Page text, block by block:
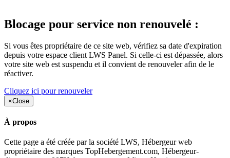
Blocage pour service non renouvelé :
Si vous êtes propriétaire de ce site web, vérifiez sa date d'expiration
depuis votre espace client LWS Panel. Si celle-ci est dépassée, alors
votre site web est suspendu et il convient de renouveler afin de le
réactiver.
Cliquez ici pour renouveler
×Close
À propos
Cette page a été créée par la société LWS, Hébergeur web
propriétaire des marques TopHebergement.com, Hébergeur-